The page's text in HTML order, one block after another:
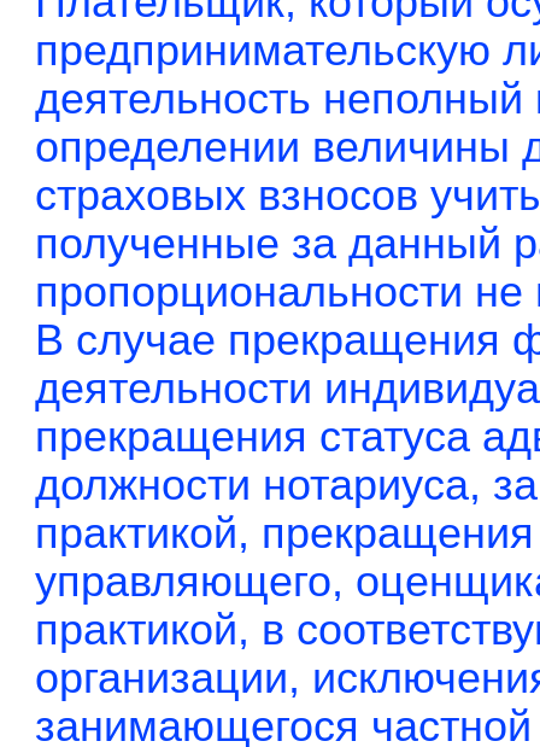
предпринимательскую
деятельность
определении величины
страховых взносов
полученные за данный
пропорциональности
В случае прекращения
деятельности
прекращения статуса
должности нотариуса,
практикой,
управляющего,
практикой, в
организации,
занимающегося частной